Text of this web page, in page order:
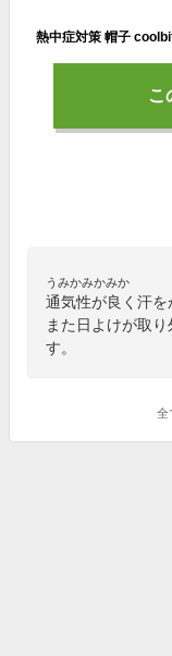
こ
うみかみかみか
通気性が良く汗を
また日よけが取
す。
全